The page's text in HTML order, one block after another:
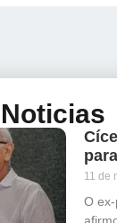
11 de
O